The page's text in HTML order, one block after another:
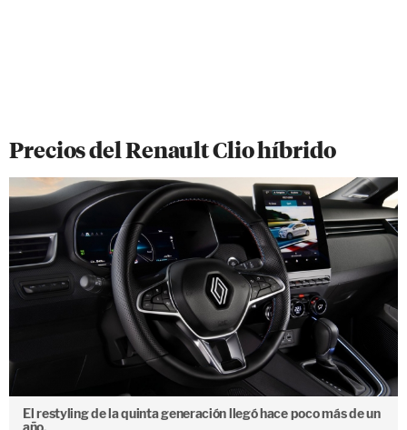
Precios del Renault Clio híbrido
El restyling de la quinta generación llegó hace poco más de un
año.